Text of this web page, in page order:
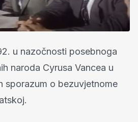
u nazočnosti posebnoga
naroda Cyrusa Vancea u
sporazum o bezuvjetnome